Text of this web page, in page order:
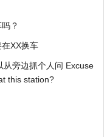
？
XX换车
从旁边抓个人问 Excuse
this station?